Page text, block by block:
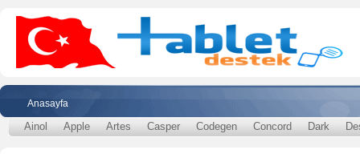
Anasayfa
Ainol Apple Artes Casper Codegen Concord Dark